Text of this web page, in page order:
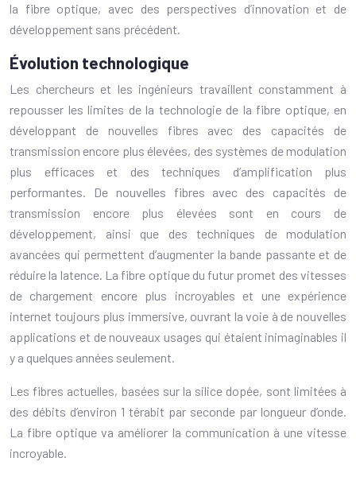
la fibre optique, avec des perspectives d’innovation et de
développement sans précédent.
Évolution technologique
Les chercheurs et les ingénieurs travaillent constamment à
repousser les limites de la technologie de la fibre optique, en
développant de nouvelles fibres avec des capacités de
transmission encore plus élevées, des systèmes de modulation
plus efficaces et des techniques d’amplification plus
performantes. De nouvelles fibres avec des capacités de
transmission encore plus élevées sont en cours de
développement, ainsi que des techniques de modulation
avancées qui permettent d’augmenter la bande passante et de
réduire la latence. La fibre optique du futur promet des vitesses
de chargement encore plus incroyables et une expérience
internet toujours plus immersive, ouvrant la voie à de nouvelles
applications et de nouveaux usages qui étaient inimaginables il
y a quelques années seulement.
Les fibres actuelles, basées sur la silice dopée, sont limitées à
des débits d’environ 1 térabit par seconde par longueur d’onde.
La fibre optique va améliorer la communication à une vitesse
incroyable.